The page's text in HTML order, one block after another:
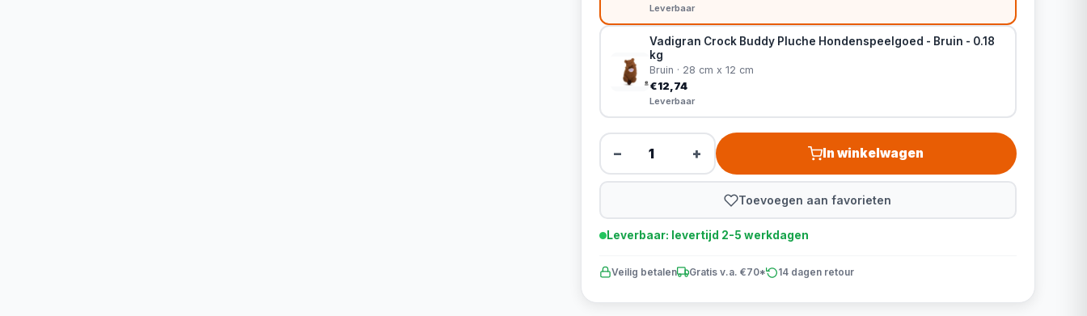
Leverbaar
Vadigran Crock Buddy Pluche Hondenspeelgoed - Bruin - 0.18
kg
Bruin · 28 cm x 12 cm
€12,74
Leverbaar
− + In winkelwagen
Toevoegen aan favorieten
Leverbaar: levertijd 2-5 werkdagen
Veilig betalen Gratis v.a. €70* 14 dagen retour